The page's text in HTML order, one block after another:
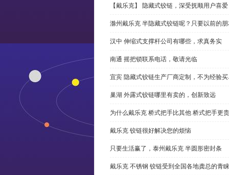
【戴乐克】 隐藏式铰链，深受抚顺用户喜
滁州戴乐克 半隐藏式铰链呢？只要以前的
汉中 伸缩式支撑杆公司有哪些，求真务实
南通 摇把锁联系电话，敬请光临
宜宾 隐藏式铰链生产厂商定制，不为经验
巢湖 外露式铰链哪里有卖的，创新致远
为什么戴乐克 桥式把手比其他 桥式把手更
戴乐克 铰链很好解决您的烦恼
只要生活赢了，泰州戴乐克 半圆形密封条
戴乐克 不锈钢 铰链受到全国各地龚总的青睐